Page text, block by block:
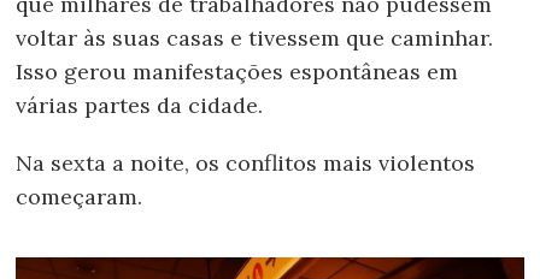
voltar às suas casas e tivessem que caminhar.
Isso gerou manifestações espontâneas em
várias partes da cidade.
Na sexta a noite, os conflitos mais violentos
começaram.